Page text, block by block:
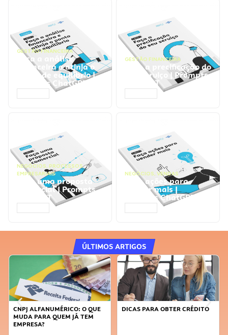
GESTÃO FINANCEIRA
Faça a análise
financeira e atinja o
ponto de equilíbrio |
Prompts ChatGPT
GESTÃO FINANCEIRA
Faça a precificação do
seu serviço | Prompts
ChatGPT
NEGÓCIOS, PROCESSOS
EMPRESARIAIS
Faça uma proposta
comercial | Prompts
ChatGPT
NEGÓCIOS, VENDAS
Faça ações para
vender mais |
Prompts ChatGPT
ÚLTIMOS ARTIGOS
O QUE
JÁ TEM
DICAS PARA OBTER CRÉDITO
FAÇA A